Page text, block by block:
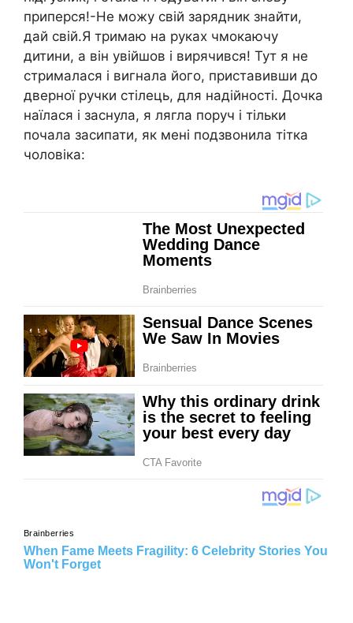
приперся!-Не можу свій зарядник знайти,
дай свій.Я тримаю на руках чмокаючу
дитини, а він увійшов і вирячився! Тут я не
стрималася і вигнала його, приставивши до
дверної ручки стілець, для надійності. Дочка
наїлася і заснула, я лягла поруч і тільки
почала засипати, як мені подзвонила тітка
чоловіка: